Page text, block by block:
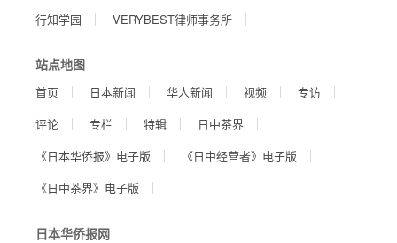
行知学园 VERYBEST律师事务所
站点地图
首页 日本新闻 华人新闻 视频
专访
评论
专栏 特辑
日中茶界
《日本华侨报》电子版
《日中经营者》电子版
《日中茶界》电子版
日本华侨报网